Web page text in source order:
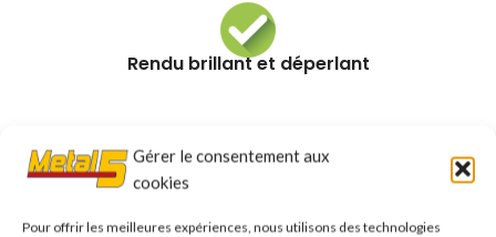
Gérer le consentement aux
cookies
Pour offrir les meilleures expériences, nous utilisons des technologies
Rendu brillant et déperlant
Informations complémentaires
Shipping & Delivery